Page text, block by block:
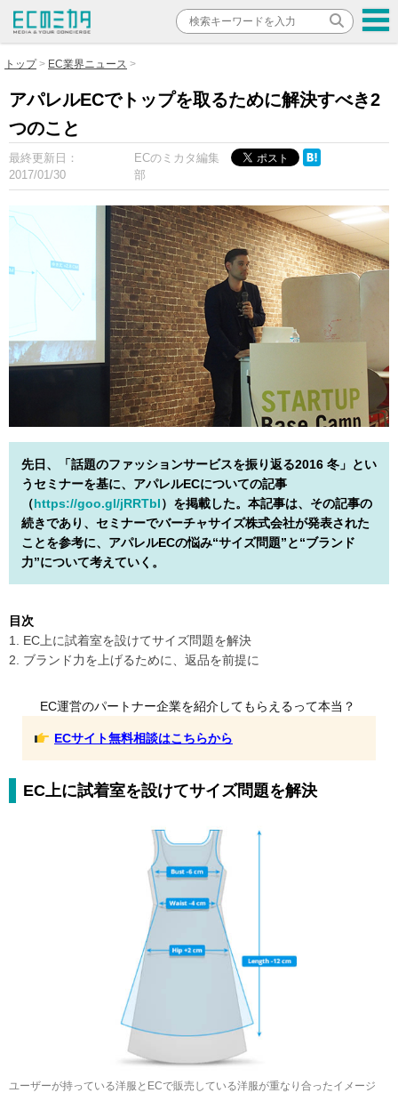
トップ EC業界ニュース
アパレルECでトップを取るために解決すべき2
つのこと
最終更新日：
2017/01/30
ECのミカタ編集
部
先日、「話題のファッションサービスを振り返る2016 冬」とい
うセミナーを基に、アパレルECについての記事
（https://goo.gl/jRRTbI）を掲載した。本記事は、その記事の
続きであり、セミナーでバーチャサイズ株式会社が発表された
ことを参考に、アパレルECの悩み“サイズ問題”と“ブランド
力”について考えていく。
目次
1. EC上に試着室を設けてサイズ問題を解決
2. ブランド力を上げるために、返品を前提に
EC運営のパートナー企業を紹介してもらえるって本当？
ECサイト無料相談はこちらから
EC上に試着室を設けてサイズ問題を解決
ユーザーが持っている洋服とECで販売している洋服が重なり合ったイメージ